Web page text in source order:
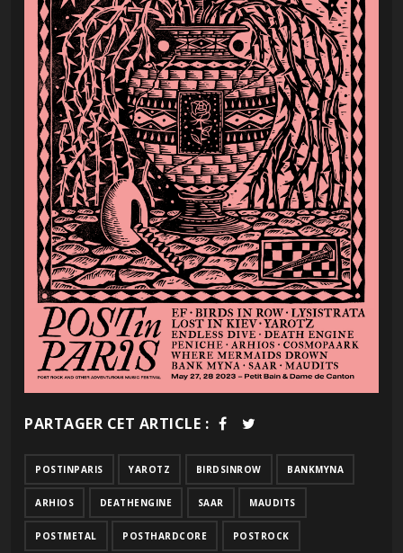
PARTAGER CET ARTICLE :
POSTINPARIS YAROTZ BIRDSINROW BANKMYNA
ARHIOS DEATHENGINE SAAR MAUDITS
POSTMETAL POSTHARDCORE POSTROCK